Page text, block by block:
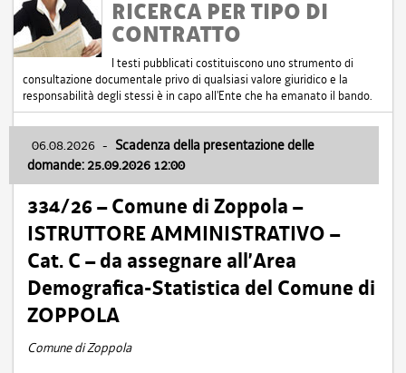
RICERCA PER TIPO DI
CONTRATTO
I testi pubblicati costituiscono uno strumento di
consultazione documentale privo di qualsiasi valore giuridico e la
responsabilità degli stessi è in capo all'Ente che ha emanato il bando.
06.08.2026 - Scadenza della presentazione delle
domande: 25.09.2026 12:00
334/26 – Comune di Zoppola –
ISTRUTTORE AMMINISTRATIVO –
Cat. C – da assegnare all’Area
Demografica-Statistica del Comune di
ZOPPOLA
Comune di Zoppola